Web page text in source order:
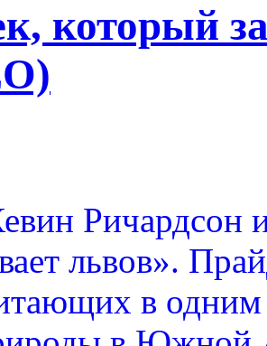
который
Ричардсон
львов».
в одним